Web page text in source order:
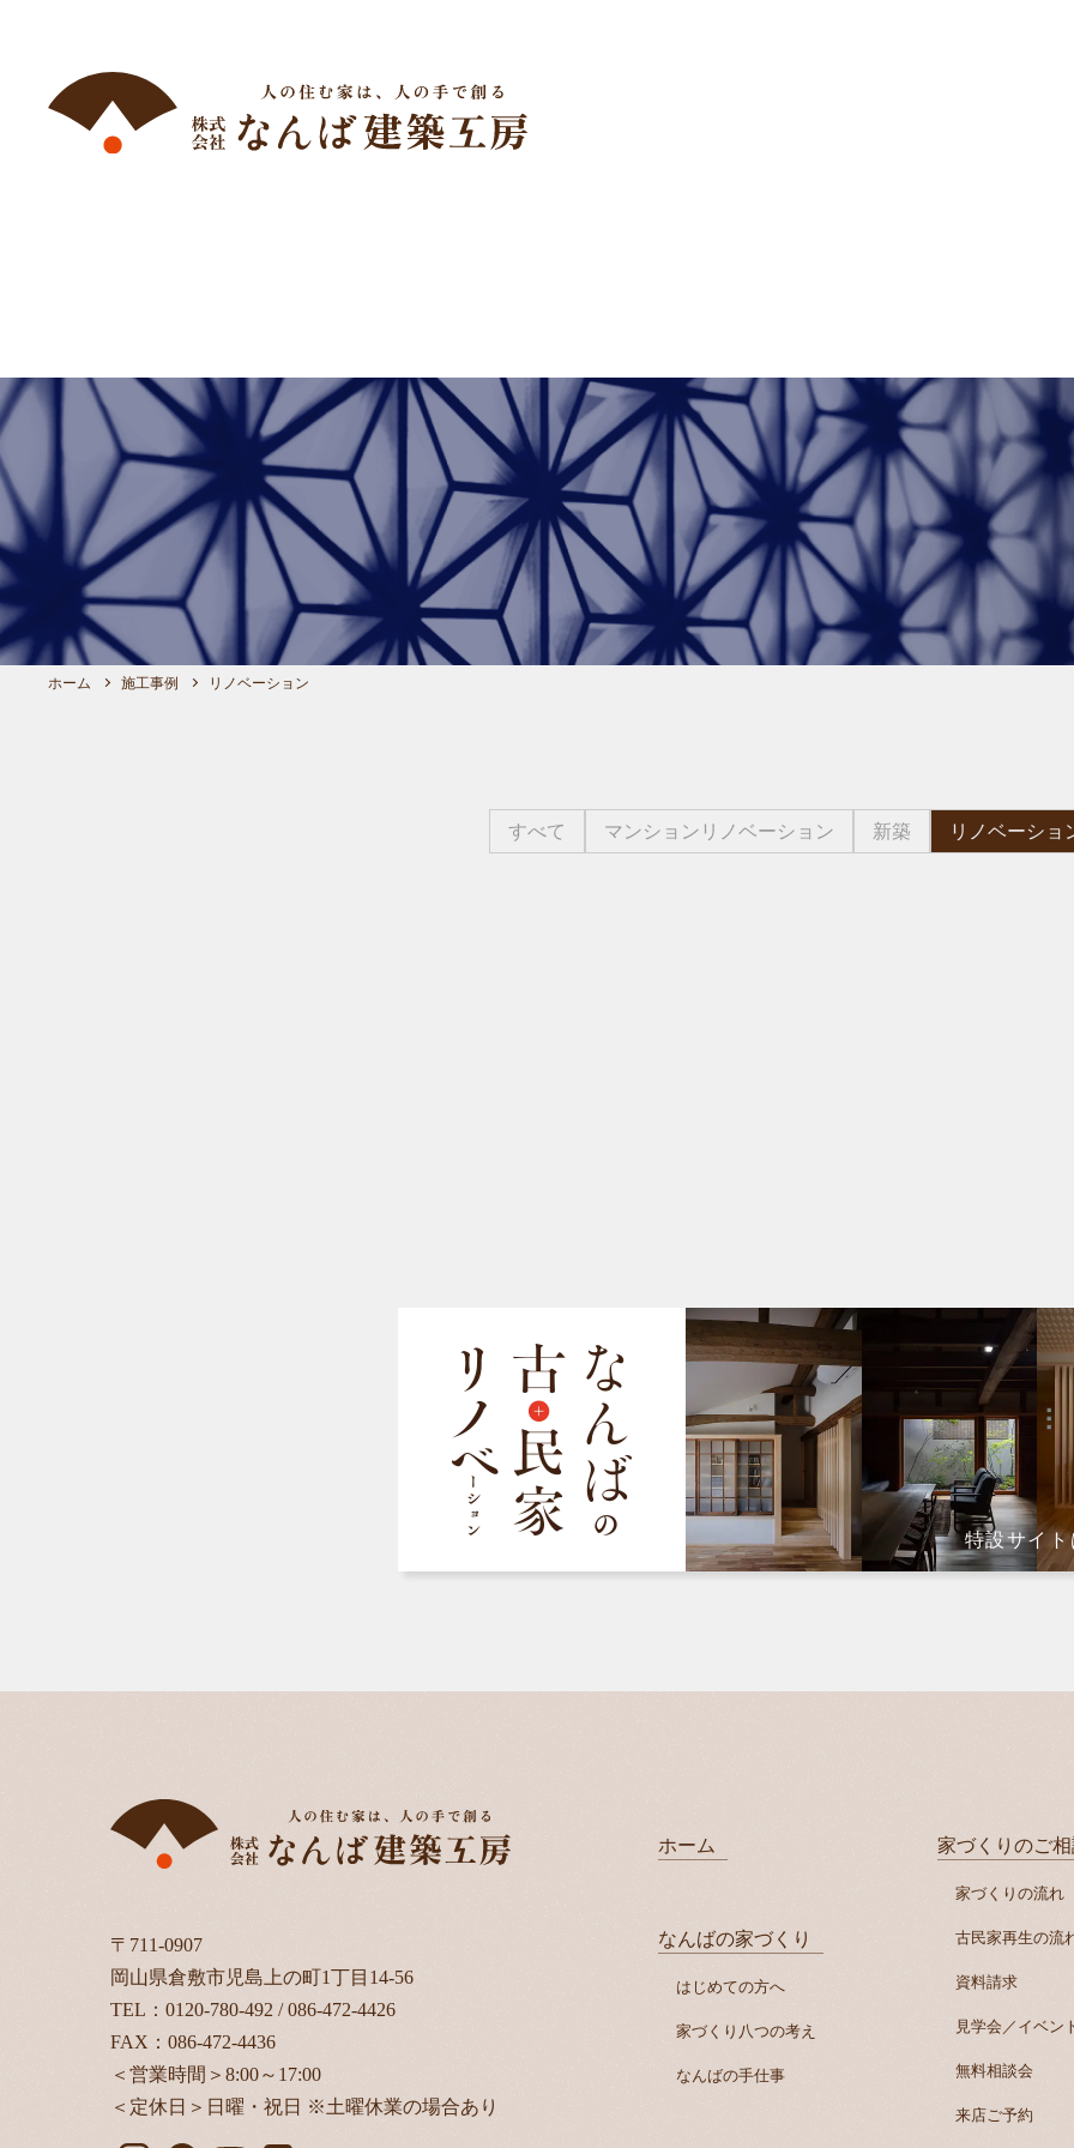
ホーム 施工事例 リノベーション
すべて マンションリノベーション 新築 リノベーショ
特設サイ
〒711-0907
岡山県倉敷市児島上の町1丁目14-56
TEL： 0120-780-492 /086-472-4426
FAX：086-472-4436
＜営業時間＞8:00～17:00
＜定休日＞日曜・祝日 ※土曜休業の場合あり
ホーム
なんばの家づくり
はじめての方へ
家づくり八つの考え
なんばの手仕事
家づくりのご
家づくりの流れ
古民家再生の流
資料請求
見学会／イベン
無料相談会
来店ご予約